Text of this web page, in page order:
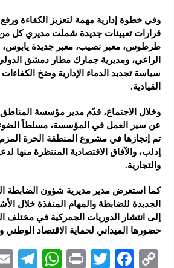
وفي خطوة إدارية مهمة لتعزيز الكفاءة
قرارات تعيينات جديدة شملت مديري كل من
طرطوس، معبر نصيب، معبر جديدة يابوس،
الراعي، ومديرية جمارك مطار دمشق
سياسة تجديد الدماء الإدارية وضخ
القيادية.
وخلال الاجتماع، قدّم مدير مؤسسة
عن سير العمل في المؤسسة، مسلطاً
تم إنجازها في مشروع المنطقة الحرة
إدلب، والآفاق الاقتصادية المنتظرة منها
والتجارية.
كما استعرض مدير مديرية شؤون الضابطة
الجديدة للضابطة والمهام المنفذة خلال
إلى انتشار الدوريات الجمركية في مختلف
حضورها الميداني لحماية الاقتصاد
C
F
T
P
W